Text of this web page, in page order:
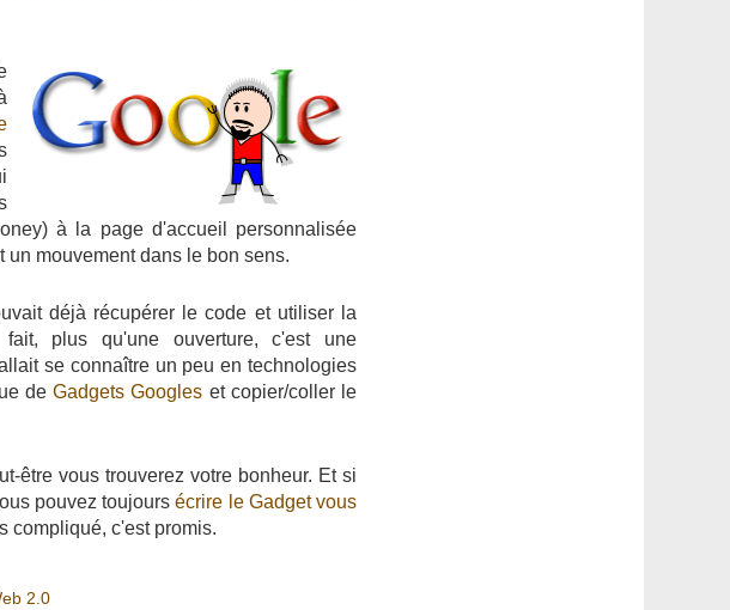
à la page d'accueil personnalisée
mouvement dans le bon sens.
déjà récupérer le code et utiliser la
plus qu'une ouverture, c'est une
se connaître un peu en technologies
deGadgets Googles et copier/coller le
être vous trouverez votre bonheur. Et si
pouvez toujoursécrire le Gadget vous
compliqué, c'est promis.
2.0